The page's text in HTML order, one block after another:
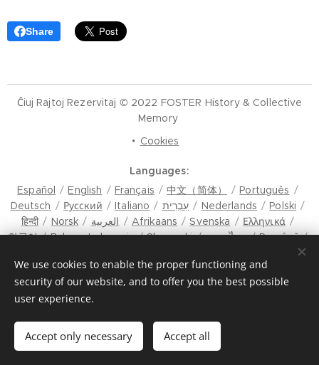
Share
Ĉiuj Rajtoj Rezervitaj © 2022 FOSTER History & Collective
Memory
Cookies
Languages
Español
English Français 中文（简体）
Português
Deutsch
Русский Italiano עִבְרִית Nederlands
Polski
हिन्दी
Norsk العربية Afrikaans Svenska
Ελληνικά
한국어
Bahasa Indonesia Slovenski ภาษาไทย
Română
Latviešu Valoda
Türkçe Tiếng Việt 日本語
Srpski
Eesti keel
Magyar മലയാളം فارسی
Bosanski
Lietuvių kalba
Македонски јазик
سنڌي Български
Magyar
Català
We use cookies to enable the proper functioning and
security of our website, and to offer you the best possible
user experience.
Accept only necessary Accept all